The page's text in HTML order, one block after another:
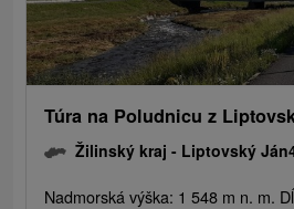
Túra na Poludnicu z
Žilinský kraj - Liptovský Ján
Nadmorská výška: 1 548 m n. m.